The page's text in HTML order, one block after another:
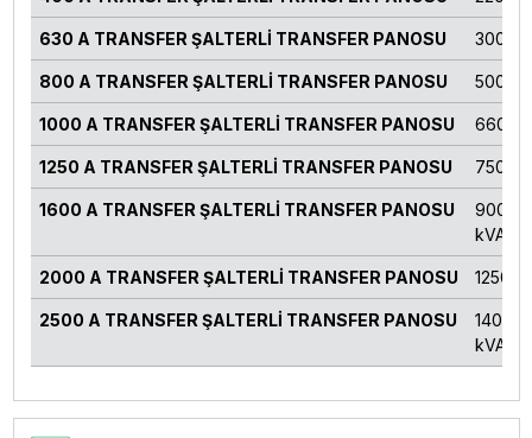
630 A TRANSFER ŞALTERLİ TRANSFER PANOSU 300-
800 A TRANSFER ŞALTERLİ TRANSFER PANOSU 500-
1000 A TRANSFER ŞALTERLİ TRANSFER PANOSU 660-
1250 A TRANSFER ŞALTERLİ TRANSFER PANOSU 750-
1600 A TRANSFER ŞALTERLİ TRANSFER PANOSU
900-
kVA
2000 A TRANSFER ŞALTERLİ TRANSFER PANOSU 1250
2500 A TRANSFER ŞALTERLİ TRANSFER PANOSU
1400-
kVA